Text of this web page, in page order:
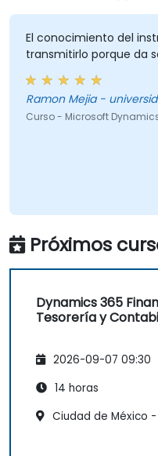
El conocimiento del
transmitirlo porque da
Ramon Mejia -
Curso - Microsoft
Próximos
Dynamics 365
Tesorería y
2026-09-07 09:30
14 horas
Ciudad de México